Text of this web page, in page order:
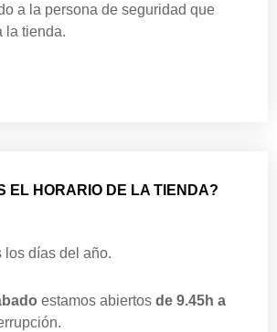
a la persona de seguridad que
la tienda.
EL HORARIO DE LA TIENDA?
los días del año.
estamos abiertos de 9.45h a